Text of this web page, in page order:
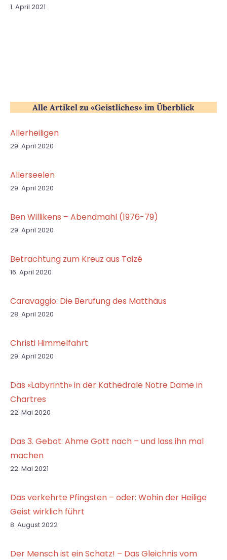
1. April 2021
Alle Artikel zu «Geistliches» im Überblick
Allerheiligen
29. April 2020
Allerseelen
29. April 2020
Ben Willikens – Abendmahl (1976-79)
29. April 2020
Betrachtung zum Kreuz aus Taizé
16. April 2020
Caravaggio: Die Berufung des Matthäus
28. April 2020
Christi Himmelfahrt
29. April 2020
Das «Labyrinth» in der Kathedrale Notre Dame in
Chartres
22. Mai 2020
Das 3. Gebot: Ahme Gott nach – und lass ihn mal
machen
22. Mai 2021
Das verkehrte Pfingsten – oder: Wohin der Heilige
Geist wirklich führt
8. August 2022
Der Mensch ist ein Schatz! – Das Gleichnis vom